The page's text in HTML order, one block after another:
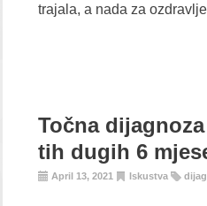
trajala, a nada za
Točna
tih dugih 6
April 13, 2021 Iskustva